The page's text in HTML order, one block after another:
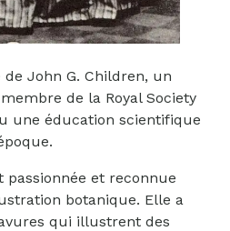
John G. Children, un
de la Royal Society
une éducation scientifique
passionnée et reconnue
botanique. Elle a
qui illustrent des